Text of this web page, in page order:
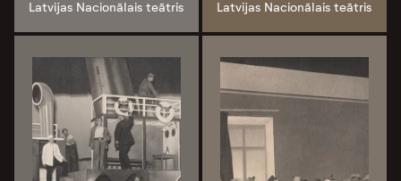
Latvijas Nacionālais teātris Latvijas Nacionālais teātris